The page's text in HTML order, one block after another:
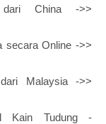
China ->>
secara Online ->>
Malaysia ->>
Kain Tudung -